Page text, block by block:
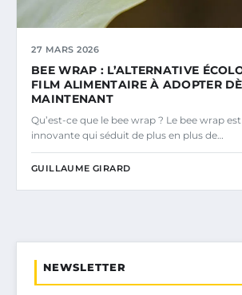
27 MARS 2026
BEE WRAP : L’ALTERNATIVE
FILM ALIMENTAIRE À ADOPTER
MAINTENANT
Qu’est-ce que le bee wrap ? Le bee wrap
innovante qui séduit de plus en plus de…
GUILLAUME GIRARD
NEWSLETTER